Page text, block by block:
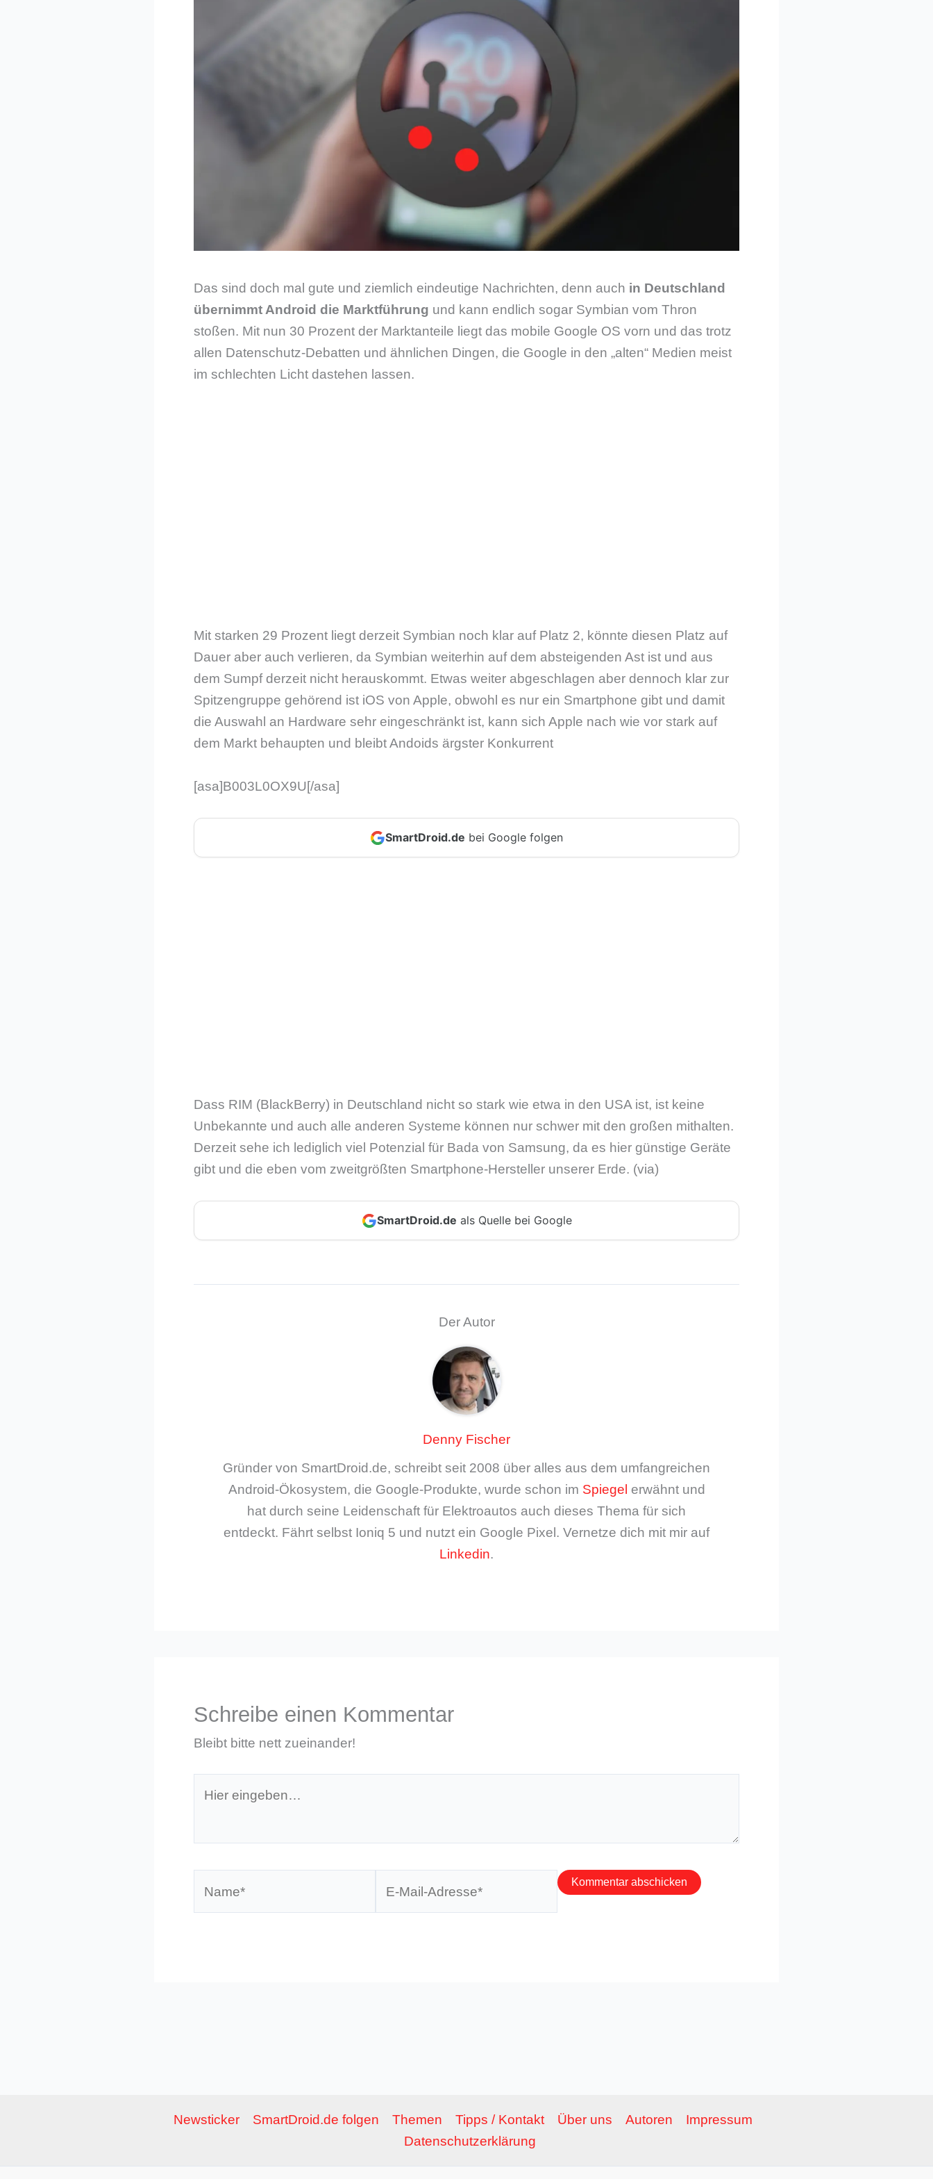
Das sind doch mal gute und ziemlich eindeutige Nachrichten, denn auch in Deutschland
übernimmt Android die Marktführung und kann endlich sogar Symbian vom Thron
stoßen. Mit nun 30 Prozent der Marktanteile liegt das mobile Google OS vorn und das trotz
allen Datenschutz-Debatten und ähnlichen Dingen, die Google in den „alten“ Medien meist
im schlechten Licht dastehen lassen.
Mit starken 29 Prozent liegt derzeit Symbian noch klar auf Platz 2, könnte diesen Platz auf
Dauer aber auch verlieren, da Symbian weiterhin auf dem absteigenden Ast ist und aus
dem Sumpf derzeit nicht herauskommt. Etwas weiter abgeschlagen aber dennoch klar zur
Spitzengruppe gehörend ist iOS von Apple, obwohl es nur ein Smartphone gibt und damit
die Auswahl an Hardware sehr eingeschränkt ist, kann sich Apple nach wie vor stark auf
dem Markt behaupten und bleibt Andoids ärgster Konkurrent
[asa]B003L0OX9U[/asa]
SmartDroid.de bei Google folgen
Dass RIM (BlackBerry) in Deutschland nicht so stark wie etwa in den USA ist, ist keine
Unbekannte und auch alle anderen Systeme können nur schwer mit den großen mithalten.
Derzeit sehe ich lediglich viel Potenzial für Bada von Samsung, da es hier günstige Geräte
gibt und die eben vom zweitgrößten Smartphone-Hersteller unserer Erde. (via)
SmartDroid.de als Quelle bei Google
Der Autor
Denny Fischer
Gründer von SmartDroid.de, schreibt seit 2008 über alles aus dem umfangreichen
Android-Ökosystem, die Google-Produkte, wurde schon im Spiegel erwähnt und
hat durch seine Leidenschaft für Elektroautos auch dieses Thema für sich
entdeckt. Fährt selbst Ioniq 5 und nutzt ein Google Pixel. Vernetze dich mit mir auf
Linkedin.
Schreibe einen Kommentar
Bleibt bitte nett zueinander!
eingeben…
Newsticker SmartDroid.de folgen Themen Tipps / Kontakt Über uns Autoren
Impressum
Datenschutzerklärung